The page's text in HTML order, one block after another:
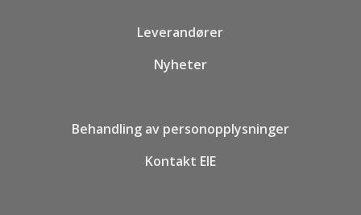
Leverandører
Nyheter
Behandling av personopplysninger
Kontakt EIE